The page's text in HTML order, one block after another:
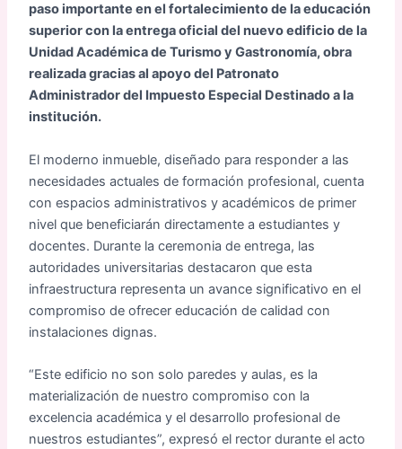
paso importante en el fortalecimiento de la educación
superior con la entrega oficial del nuevo edificio de la
Unidad Académica de Turismo y Gastronomía, obra
realizada gracias al apoyo del Patronato
Administrador del Impuesto Especial Destinado a la
institución.
El moderno inmueble, diseñado para responder a las
necesidades actuales de formación profesional, cuenta
con espacios administrativos y académicos de primer
nivel que beneficiarán directamente a estudiantes y
docentes. Durante la ceremonia de entrega, las
autoridades universitarias destacaron que esta
infraestructura representa un avance significativo en el
compromiso de ofrecer educación de calidad con
instalaciones dignas.
“Este edificio no son solo paredes y aulas, es la
materialización de nuestro compromiso con la
excelencia académica y el desarrollo profesional de
nuestros estudiantes”, expresó el rector durante el acto